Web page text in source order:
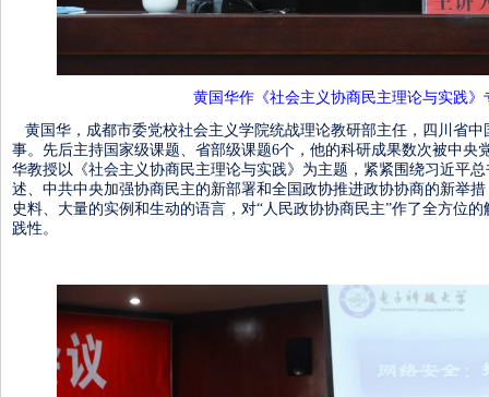
黄国华作《社会主义协商民主理论与实践》
黄国华，成都市委党校社会主义学院统战理论教研部主任，四川省
事。先后主持国家级课题、省部级课题6个，他的科研成果数次被中央
华教授以《社会主义协商民主理论与实践》为主题，紧紧围绕习近平
述、中共中央加强协商民主的新部署和全国政协推进政协协商的新举
史料、大量的实例和生动的语言，对“人民政协协商民主”作了全方位
践性。